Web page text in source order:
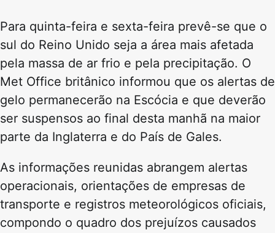
Para quinta-feira e sexta-feira prevê-se que o
sul do Reino Unido seja a área mais afetada
pela massa de ar frio e pela precipitação. O
Met Office britânico informou que os alertas de
gelo permanecerão na Escócia e que deverão
ser suspensos ao final desta manhã na maior
parte da Inglaterra e do País de Gales.
As informações reunidas abrangem alertas
operacionais, orientações de empresas de
transporte e registros meteorológicos oficiais,
compondo o quadro dos prejuízos causados